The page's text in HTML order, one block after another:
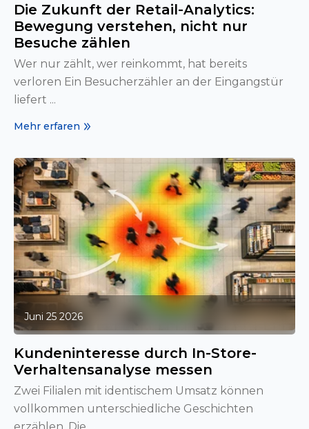
Die Zukunft der Retail-Analytics:
Bewegung verstehen, nicht nur
Besuche zählen
Wer nur zählt, wer reinkommt, hat bereits
verloren Ein Besucherzähler an der Eingangstür
liefert ...
Mehr erfaren
Juni 25 2026
Kundeninteresse durch In-Store-
Verhaltensanalyse messen
Zwei Filialen mit identischem Umsatz können
vollkommen unterschiedliche Geschichten